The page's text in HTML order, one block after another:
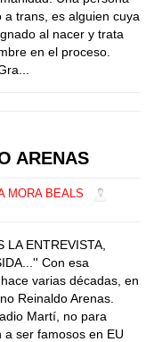
trans, es alguien cuya
al nacer y trata
en el proceso.
ARENAS
MORA BEALS
ENTREVISTA,
Con esa
varias décadas, en
Reinaldo Arenas.
Martí, no para
ser famosos en EU